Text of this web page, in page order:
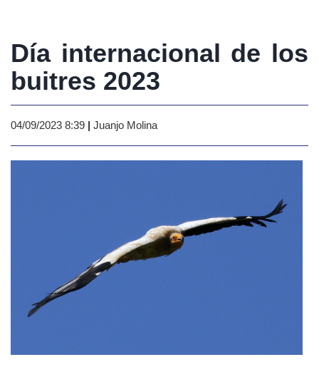
Día internacional de los
buitres 2023
04/09/2023 8:39 | Juanjo Molina